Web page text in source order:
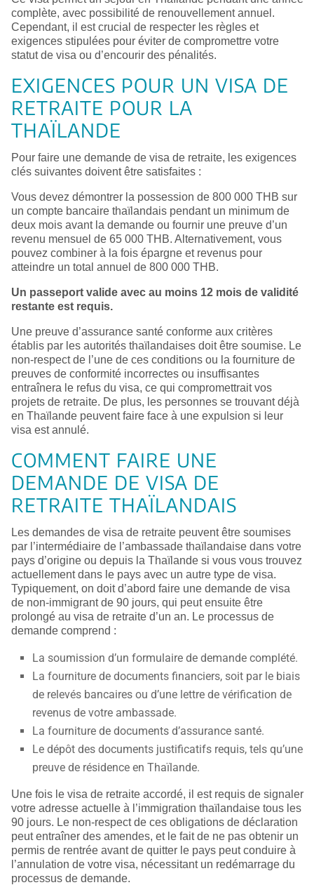
complète, avec possibilité de renouvellement annuel.
Cependant, il est crucial de respecter les règles et
exigences stipulées pour éviter de compromettre votre
statut de visa ou d’encourir des pénalités.
EXIGENCES POUR UN VISA DE
RETRAITE POUR LA
THAÏLANDE
Pour faire une demande de visa de retraite, les exigences
clés suivantes doivent être satisfaites :
Vous devez démontrer la possession de 800 000 THB sur
un compte bancaire thaïlandais pendant un minimum de
deux mois avant la demande ou fournir une preuve d’un
revenu mensuel de 65 000 THB. Alternativement, vous
pouvez combiner à la fois épargne et revenus pour
atteindre un total annuel de 800 000 THB.
Un passeport valide avec au moins 12 mois de validité
restante est requis.
Une preuve d’assurance santé conforme aux critères
établis par les autorités thaïlandaises doit être soumise. Le
non-respect de l’une de ces conditions ou la fourniture de
preuves de conformité incorrectes ou insuffisantes
entraînera le refus du visa, ce qui compromettrait vos
projets de retraite. De plus, les personnes se trouvant déjà
en Thaïlande peuvent faire face à une expulsion si leur
visa est annulé.
COMMENT FAIRE UNE
DEMANDE DE VISA DE
RETRAITE THAÏLANDAIS
Les demandes de visa de retraite peuvent être soumises
par l’intermédiaire de l’ambassade thaïlandaise dans votre
pays d’origine ou depuis la Thaïlande si vous vous trouvez
actuellement dans le pays avec un autre type de visa.
Typiquement, on doit d’abord faire une demande de visa
de non-immigrant de 90 jours, qui peut ensuite être
prolongé au visa de retraite d’un an. Le processus de
demande comprend :
La soumission d’un formulaire de demande complété.
La fourniture de documents financiers, soit par le biais
de relevés bancaires ou d’une lettre de vérification de
revenus de votre ambassade.
La fourniture de documents d’assurance santé.
Le dépôt des documents justificatifs requis, tels qu’une
preuve de résidence en Thaïlande.
Une fois le visa de retraite accordé, il est requis de signaler
votre adresse actuelle à l’immigration thaïlandaise tous les
90 jours. Le non-respect de ces obligations de déclaration
peut entraîner des amendes, et le fait de ne pas obtenir un
permis de rentrée avant de quitter le pays peut conduire à
l’annulation de votre visa, nécessitant un redémarrage du
processus de demande.